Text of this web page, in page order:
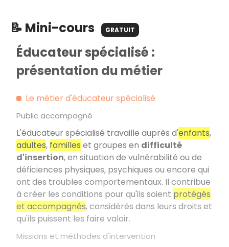
📝 Mini-cours GRATUIT
Éducateur spécialisé :
présentation du métier
Le métier d'éducateur spécialisé
Public accompagné
L'éducateur spécialisé travaille auprès d'enfants,
adultes, familles et groupes en difficulté
d'insertion, en situation de vulnérabilité ou de
déficiences physiques, psychiques ou encore qui
ont des troubles comportementaux. Il contribue
à créer les conditions pour qu'ils soient protégés
et accompagnés, considérés dans leurs droits et
qu'ils puissent les faire valoir.
Missions et méthodes d'intervention